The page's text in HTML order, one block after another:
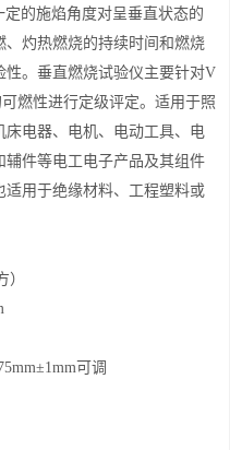
的施焰角度对呈垂直状态的
灼热燃烧的持续时间和燃烧
。垂直燃烧试验仪主要针对V
燃性进行定级评定。适用于照
电器、电机、电动工具、电
件等电工电子产品及其组件
用于绝缘材料、工程塑料或
）
可调